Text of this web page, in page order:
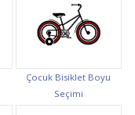
Çocuk Bisiklet Boyu
Seçimi